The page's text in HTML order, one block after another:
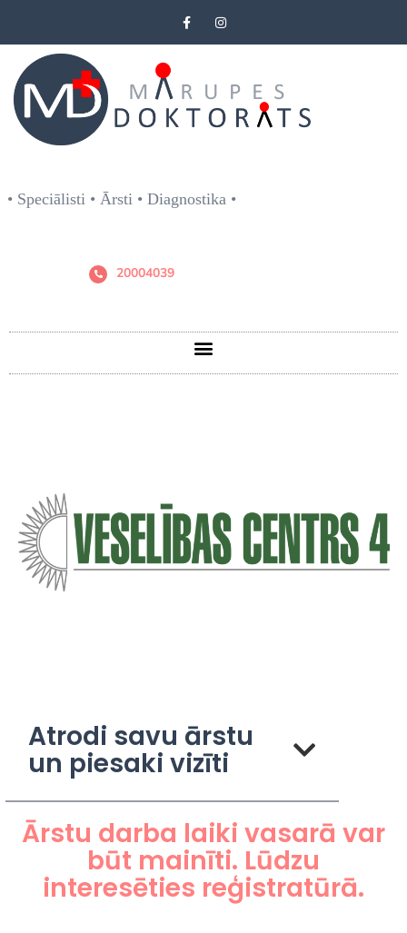
• Speciālisti • Ārsti • Diagnostika •
20004039
Atrodi savu ārstu
un piesaki vizīti
Ārstu darba laiki vasarā var
būt mainīti. Lūdzu
interesēties reģistratūrā.